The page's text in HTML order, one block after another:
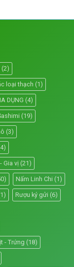
(2)
loại thạch (1)
DỤNG (4)
(19)
(3)
Gia vị (21)
Nấm Linh Chi (1)
Rượu ký gửi (6)
- Trứng (18)